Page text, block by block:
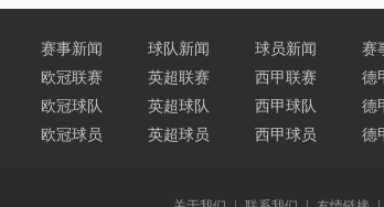
赛事新闻 球队新闻 球员新闻 赛
欧冠联赛 英超联赛 西甲联赛 德
欧冠球队 英超球队 西甲球队 德
欧冠球员 英超球员 西甲球员 德